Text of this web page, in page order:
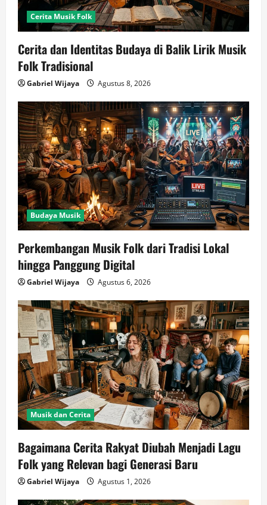
Cerita Musik Folk
Cerita dan Identitas Budaya di Balik Lirik Musik
Folk Tradisional
Gabriel Wijaya Agustus 8, 2026
Budaya Musik
Perkembangan Musik Folk dari Tradisi Lokal
hingga Panggung Digital
Gabriel Wijaya Agustus 6, 2026
Musik dan Cerita
Bagaimana Cerita Rakyat Diubah Menjadi Lagu
Folk yang Relevan bagi Generasi Baru
Gabriel Wijaya Agustus 1, 2026